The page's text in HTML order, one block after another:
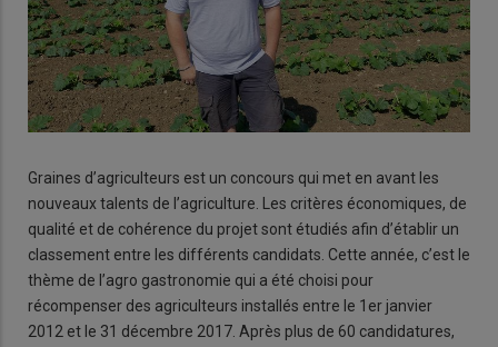
Graines d’agriculteurs est un concours qui met en avant les
nouveaux talents de l’agriculture. Les critères économiques, de
qualité et de cohérence du projet sont étudiés afin d’établir un
classement entre les différents candidats. Cette année, c’est le
thème de l’agro gastronomie qui a été choisi pour
récompenser des agriculteurs installés entre le 1er janvier
2012 et le 31 décembre 2017. Après plus de 60 candidatures,